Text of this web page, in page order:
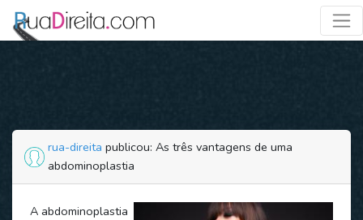
rua-direita publicou: As três vantagens de uma
abdominoplastia
A abdominoplastia